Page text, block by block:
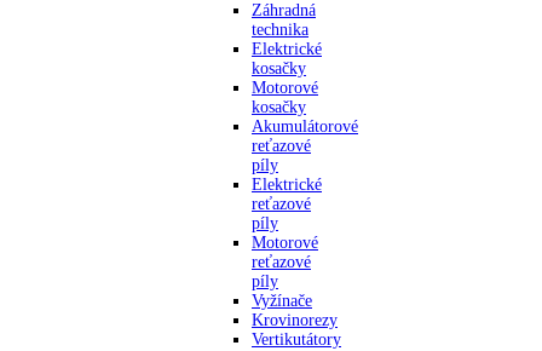
Záhradná
technika
Elektrické
kosačky
Motorové
kosačky
Akumulátorové
reťazové
píly
Elektrické
reťazové
píly
Motorové
reťazové
píly
Vyžínače
Krovinorezy
Vertikutátory